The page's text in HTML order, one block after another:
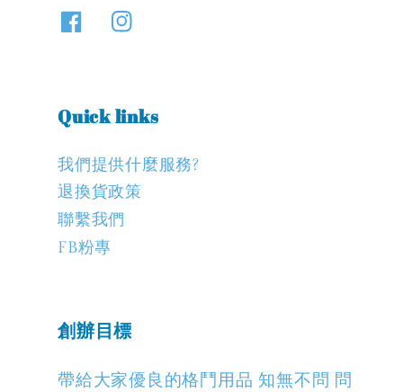
Quick links
我們提供什麼服務?
退換貨政策
聯繫我們
FB粉專
創辦目標
帶給大家優良的格鬥用品 知無不問 問